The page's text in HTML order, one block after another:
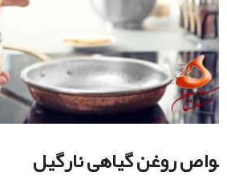
خواص روغن گیاهی نارگیل